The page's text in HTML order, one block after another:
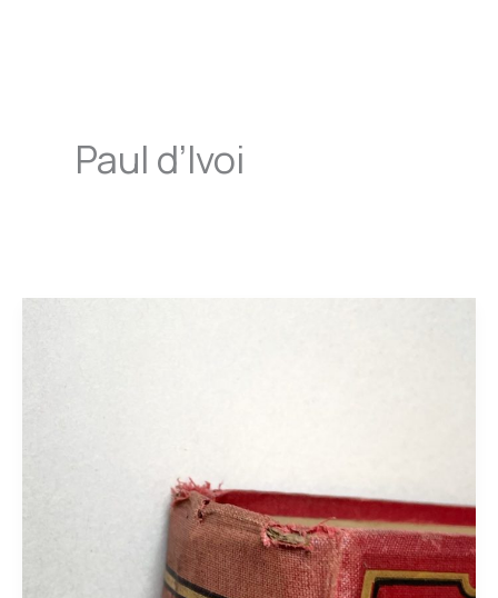
Paul d’Ivoi